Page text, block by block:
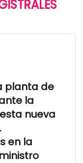
planta de
la
nueva
en la